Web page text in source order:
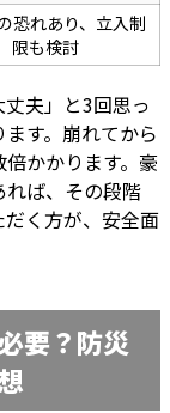
恐れあり、立入制
限も検討
夫」と3回思っ
す。崩れてから
かかります。豪
ば、その段階
く方が、安全面
要？防災